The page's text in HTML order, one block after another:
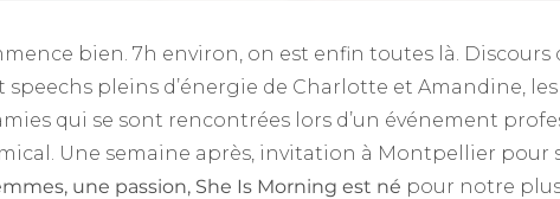
bien. 7h environ, on est enfin toutes là.
speechs pleins d’énergie de Charlotte et Amandine,
qui se sont rencontrées lors d’un événement
Une semaine après, invitation à Montpellier pour
une passion, She Is Morning est né pour notre